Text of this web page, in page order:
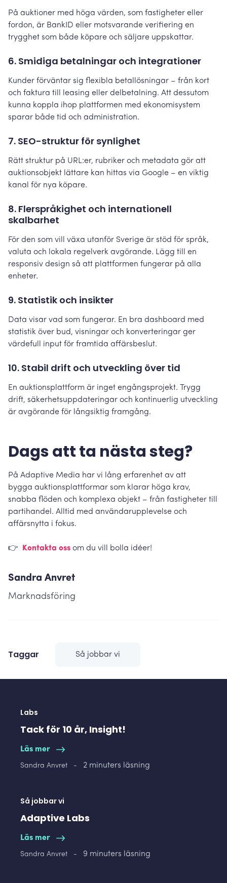
På auktioner med höga värden, som fastigheter eller
fordon, är BankID eller motsvarande verifiering en
trygghet som både köpare och säljare uppskattar.
6. Smidiga betalningar och integrationer
Kunder förväntar sig flexibla betallösningar – från kort
och faktura till leasing eller delbetalning. Att dessutom
kunna koppla ihop plattformen med ekonomisystem
sparar både tid och administration.
7. SEO-struktur för synlighet
Rätt struktur på URL:er, rubriker och metadata gör att
auktionsobjekt lättare kan hittas via Google – en viktig
kanal för nya köpare.
8. Flerspråkighet och internationell
skalbarhet
För den som vill växa utanför Sverige är stöd för språk,
valuta och lokala regelverk avgörande. Lägg till en
responsiv design så att plattformen fungerar på alla
enheter.
9. Statistik och insikter
Data visar vad som fungerar. En bra dashboard med
statistik över bud, visningar och konverteringar ger
värdefull input för framtida affärsbeslut.
10. Stabil drift och utveckling över tid
En auktionsplattform är inget engångsprojekt. Trygg
drift, säkerhetsuppdateringar och kontinuerlig utveckling
är avgörande för långsiktig framgång.
Dags att ta nästa steg?
På Adaptive Media har vi lång erfarenhet av att
bygga auktionsplattformar som klarar höga krav,
snabba flöden och komplexa objekt – från fastigheter till
partihandel. Alltid med användarupplevelse och
affärsnytta i fokus.
👉 Kontakta oss om du vill bolla idéer!
Sandra Anvret
Marknadsföring
Taggar Så jobbar vi
Labs
Tack för 10 år, Insight!
Läs mer
Sandra Anvret - 2 minuters läsning
Så jobbar vi
Adaptive Labs
Läs mer
Sandra Anvret - 9 minuters läsning